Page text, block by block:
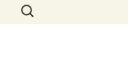
Search
for: